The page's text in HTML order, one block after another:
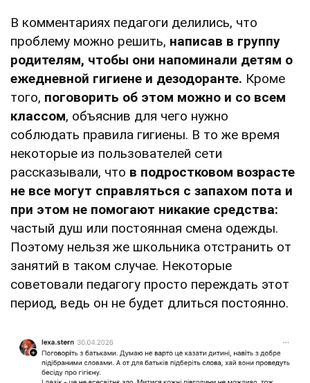
В комментариях педагоги делились, что
проблему можно решить, написав в группу
родителям, чтобы они напоминали детям о
ежедневной гигиене и дезодоранте. Кроме
того, поговорить об этом можно и со всем
классом, объяснив для чего нужно
соблюдать правила гигиены. В то же время
некоторые из пользователей сети
рассказывали, что в подростковом возрасте
не все могут справляться с запахом пота и
при этом не помогают никакие средства:
частый душ или постоянная смена одежды.
Поэтому нельзя же школьника отстранить от
занятий в таком случае. Некоторые
советовали педагогу просто переждать этот
период, ведь он не будет длиться постоянно.